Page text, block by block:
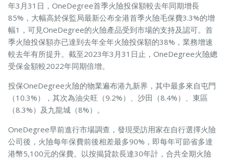
危疾保
寵物保險
龜鳥保險
年3月31日，OneDegree首季火險投保額較去年同期增長
85%，大幅高於保監局最新公布全港首季火險毛保費3.3%的增
幅1，可見OneDegree的火險產品受到市場的支持及認可。首
季火險投保額亦已達到去年全年火險投保額的38%，業務增速
較去年有所提升。截至2023年3月31日止，OneDegree火險總
受保金額較2022年同期倍增。
投保OneDegree火險的物業遍布港九新界，其中最多來自屯門
（10.3%），其次為油尖旺（9.2%）、沙田（8.4%）、東區
（8.3%）及九龍城（8%）。
OneDegree早前進行市場調查，發現受訪用家在自行選擇火險
公司後，火險每年保費前後相差最多90%，即每年可節省多達
港幣5,100元的保費。以按揭貸款長達30年計，合共全期火險